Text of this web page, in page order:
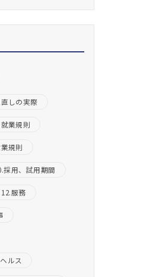
しの実際
業規則
規則
採用、試用期間
12.服務
ルス